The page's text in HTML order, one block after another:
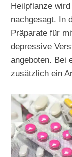
Heilpflanze
nachgesagt. In
Präparate für
depressive
angeboten. Bei
zusätzlich ein